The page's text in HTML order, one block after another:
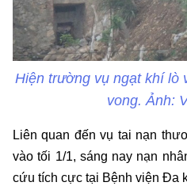
Hiện trường vụ ngạt khí lò
vong. Ảnh:
Liên quan đến vụ tai nạn
vào tối 1/1, sáng nay nạn
cứu tích cực tại Bệnh viện Đa